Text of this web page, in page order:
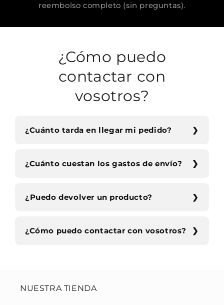
reembolso completo (sin preguntas).
¿Cómo puedo
contactar con
vosotros?
¿Cuánto tarda en llegar mi pedido?
¿Cuánto cuestan los gastos de envío?
¿Puedo devolver un producto?
¿Cómo puedo contactar con vosotros?
NUESTRA TIENDA